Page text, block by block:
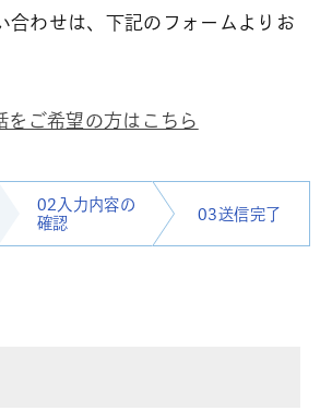
合わせは、下記のフォームよりお
をご希望の方はこちら
02入力内容の
確認
03送信完了